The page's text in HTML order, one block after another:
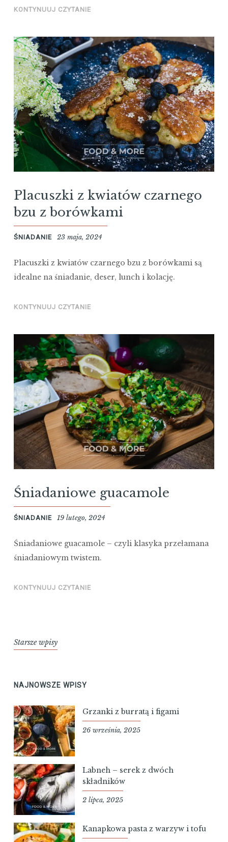
KONTYNUUJ CZYTANIE
Placuszki z kwiatów czarnego
bzu z borówkami
ŚNIADANIE 23 maja, 2024
Placuszki z kwiatów czarnego bzu z borówkami są
idealne na śniadanie, deser, lunch i kolację.
KONTYNUUJ CZYTANIE
Śniadaniowe guacamole
ŚNIADANIE 19 lutego, 2024
Śniadaniowe guacamole – czyli klasyka przełamana
śniadaniowym twistem.
KONTYNUUJ CZYTANIE
Nawigacja
wpisach
Starsze wpisy
NAJNOWSZE WPISY
Grzanki z burratą i figami
26 września, 2025
Labneh – serek z dwóch
składników
2 lipca, 2025
Kanapkowa pasta z warzyw i tofu